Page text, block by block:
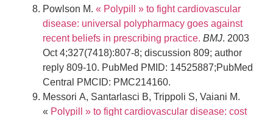
Powlson M. « Polypill » to fight cardiovascular
disease: universal polypharmacy goes against
recent beliefs in prescribing practice. BMJ. 2003
Oct 4;327(7418):807-8; discussion 809; author
reply 809-10. PubMed PMID: 14525887;PubMed
Central PMCID: PMC214160.
Messori A, Santarlasci B, Trippoli S, Vaiani M.
« Polypill » to fight cardiovascular disease: cost